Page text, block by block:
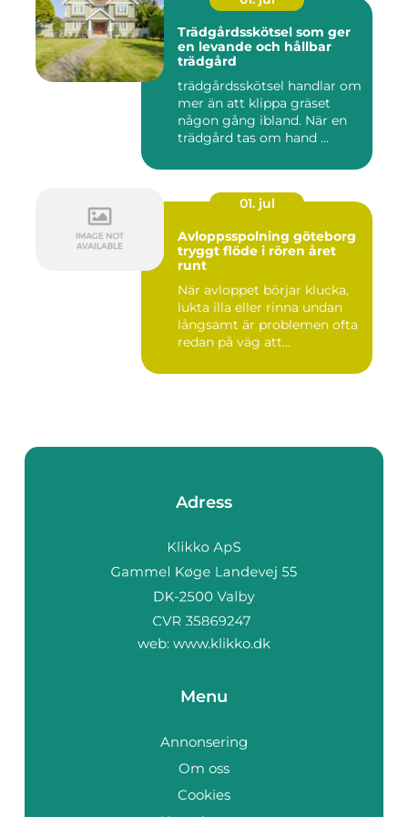
Trädgårdsskötsel som ger
en levande och hållbar
trädgård
trädgårdsskötsel handlar om
mer än att klippa gräset
någon gång ibland. När en
trädgård tas om hand ...
01. jul
Avloppsspolning göteborg
tryggt flöde i rören året
runt
När avloppet börjar klucka,
lukta illa eller rinna undan
långsamt är problemen ofta
redan på väg att...
Adress
web: www.klikko.dk
Menu
Annonsering
Om oss
Cookies